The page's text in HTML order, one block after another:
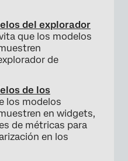
del explorador
que los modelos
de
de los
los modelos
en widgets,
de métricas para
en los